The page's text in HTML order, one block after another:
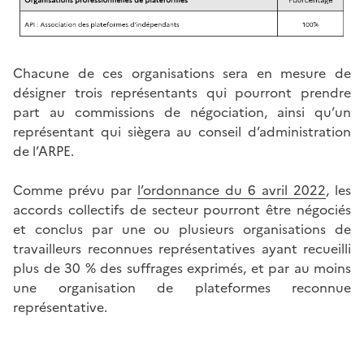
Chacune de ces organisations sera en mesure de
désigner trois représentants qui pourront prendre
part au commissions de négociation, ainsi qu’un
représentant qui siègera au conseil d’administration
de l’ARPE.
Comme prévu par l’ordonnance du 6 avril 2022, les
accords collectifs de secteur pourront être négociés
et conclus par une ou plusieurs organisations de
travailleurs reconnues représentatives ayant recueilli
plus de 30 % des suffrages exprimés, et par au moins
une organisation de plateformes reconnue
représentative.